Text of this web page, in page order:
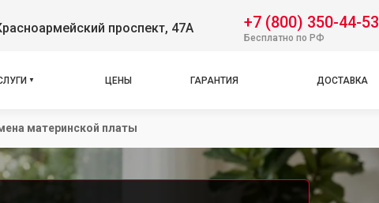
проспект, 47А +7 (800) 350-44-53
Бесплатно по РФ
ЦЕНЫ ГАРАНТИЯ ДОСТАВКА
материнской платы